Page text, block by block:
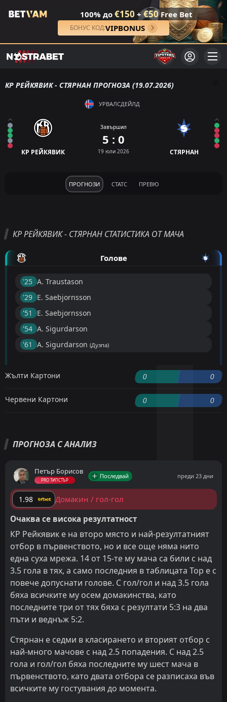
100% до €150 + €50Free Bet
БОНУС КОД:VIPBONUS
КР РЕЙКЯВИК - СТЯРНАН ПРОГНОЗА (19.07.2026)
УРВАЛСДЕЙЛД
КР РЕЙКЯВИК
Завършил
5 : 0
19 юли 2026 СТЯРНАН
ПРОГНОЗИ СТАТС ПРЕВЮ
КР РЕЙКЯВИК - СТЯРНАН СТАТИСТИКА ОТ МАЧА
Голове
'25 ︎ A. Traustason
'29 ︎ E. Saebjornsson
'51 ︎
E. Saebjornsson
'54 ︎ A. Sigurdarson
'61 ︎
A. Sigurdarson (Дузпа)
Жълти Картони 0 0
Червени Картони 0 0
ПРОГНОЗА С АНАЛИЗ
Петър Борисов
PRO ТИПСТЪР
Последвай преди 23 дни
1.98
Домакин / гол-гол
Очаква се висока резултатност
КР Рейкявик е на второ място и най-резултатният
отбор в първенството, но и все още няма нито
една суха мрежа. 14 от 15-те му мача са били с над
3.5 гола в тях, а само последния в таблицата Тор е с
повече допуснати голове. С гол/гол и над 3.5 гола
бяха всичките му осем домакинства, като
последните три от тях бяха с резултати 5:3 на два
пъти и веднъж 5:2.
Стярнан е седми в класирането и вторият отбор с
най-много мачове с над 2.5 попадения. С над 2.5
гола и гол/гол бяха последните му шест мача в
първенството, като двата отбора се разписаха във
всичките му гостувания до момента.